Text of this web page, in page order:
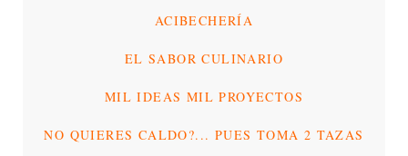
ACIBECHERÍA
EL SABOR CULINARIO
MIL IDEAS MIL PROYECTOS
NO QUIERES CALDO?... PUES TOMA 2 TAZAS